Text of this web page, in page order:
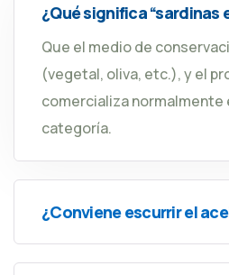
¿Qué significa “sardinas
Que el medio de
(vegetal, oliva, etc.), y el
comercializa normalmente
categoría.
¿Conviene escurrir el